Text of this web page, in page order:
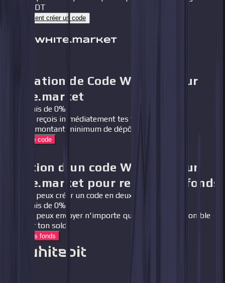
USDT
Comment créer un code
Activation de Code WhiteBIT sur
white.market
Frais de 0%
Tu reçois immédiatement tes fonds
Le montant minimum de dépôt est de 0,01$
Activer le code
Création d'un code WhiteBIT sur
white.market pour retirer des fonds
Tu peux créer un code en deux clics
Frais de 0%
Tu peux envoyer n'importe quel montant disponible
sur ton solde
Retirer les fonds